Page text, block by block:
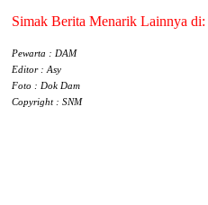
Simak Berita Menarik Lainnya di:
Pewarta : DAM
Editor : Asy
Foto : Dok Dam
Copyright : SNM